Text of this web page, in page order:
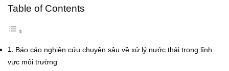
Table of Contents
Báo cáo nghiên cứu chuyên sâu về xử lý nước thải trong lĩnh
vực môi trường